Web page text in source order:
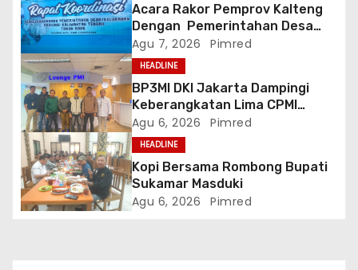
Acara Rakor Pemprov Kalteng
Dengan Pemerintahan Desa
dan Kelurahan Lewat Risk
Assessment
Agu 7, 2026 Pimred
HEADLINE
BP3MI DKI Jakarta Dampingi
Keberangkatan Lima CPMI
Skema SP2T ke Taiwan
Agu 6, 2026 Pimred
HEADLINE
Kopi Bersama Rombong Bupati
Sukamar Masduki
Agu 6, 2026 Pimred